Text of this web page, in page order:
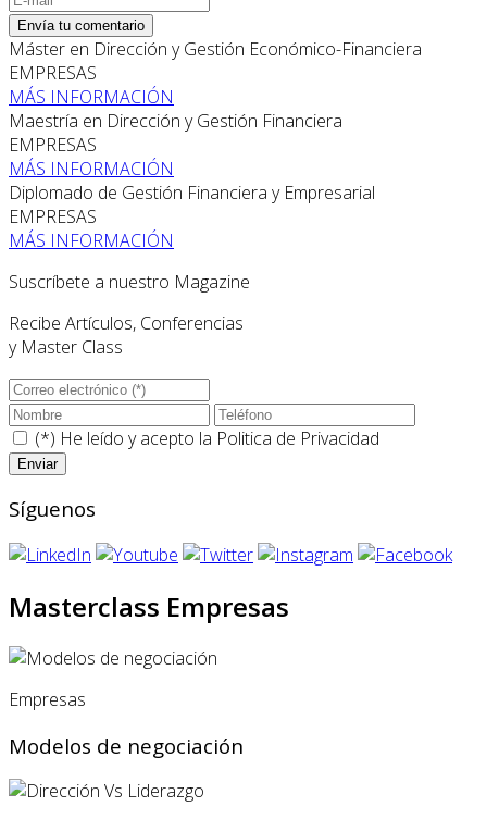
Envía tu comentario
Máster en Dirección y Gestión Económico-Financiera
EMPRESAS
MÁS INFORMACIÓN
Maestría en Dirección y Gestión Financiera
EMPRESAS
MÁS INFORMACIÓN
Diplomado de Gestión Financiera y Empresarial
EMPRESAS
MÁS INFORMACIÓN
Suscríbete a nuestro Magazine
Recibe Artículos, Conferencias
y Master Class
(*) He leído y acepto la Politica de Privacidad
Síguenos
Masterclass Empresas
Empresas
Modelos de negociación